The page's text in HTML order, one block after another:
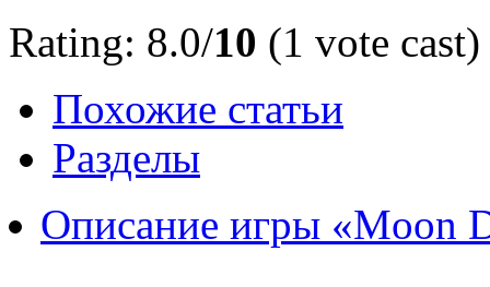
Rating: 8.0/10 (1 vote cast)
Похожие статьи
Разделы
Описание игры «Moon